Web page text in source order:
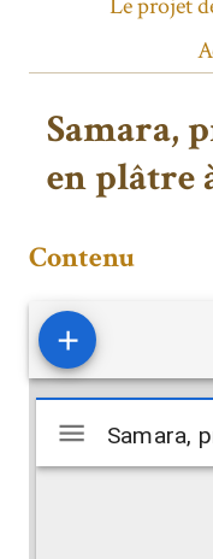
Samara,
en plâtre
Contenu
Mirador
viewer